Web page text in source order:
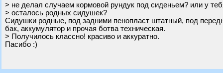
> не делал случаем кормовой рундук под сиденьем? или у
> осталось родных сидушек?
Сидушки родные, под задними пенопласт штатный, под
бак, аккумулятор и прочая ботва техническая.
> Получилось классно! красиво и аккуратно.
Пасибо :)